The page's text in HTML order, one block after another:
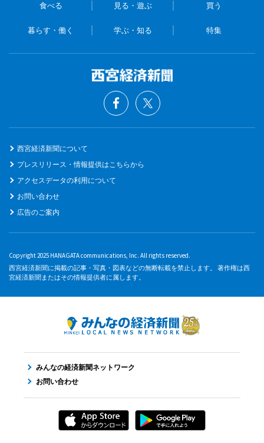
食べる 見る・遊ぶ 買う
暮らす・働く 学ぶ・知る 特集
西宮経済新聞について
プレスリリース・情報提供はこちらから
アクセスデータの利用について
お問い合わせ
広告のご案内
Copyright 2025 HANAGATA communications, Inc. All rights reserved.
西宮経済新聞に掲載の記事・写真・図表などの無断転載を禁止します。 著作権は西
宮経済新聞またはその情報提供者に属します。
みんなの経済新聞ネットワーク
お問い合わせ